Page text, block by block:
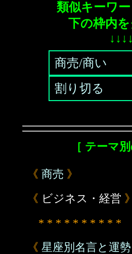
類似キーワ
下の枠内
商売/商い
割り切る
［ テーマ
《 商売 》
《 ビジネス・経営
* * * * * * * * * *
《 星座別名言と運勢